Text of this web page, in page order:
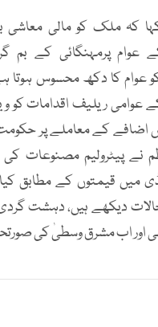
کہ ملک کو مالی معاشی
عوام پرمہنگائی کے بم
عوام کا دکھ محسوس
عوامی ریلیف اقدامات کو
اضافے کے معاملے پر حکومت
نے پیٹرولیم مصنوعات
میں قیمتوں کے مطابق
دیکھے ہیں، دہشت
اب مشرق وسطیٰ کی